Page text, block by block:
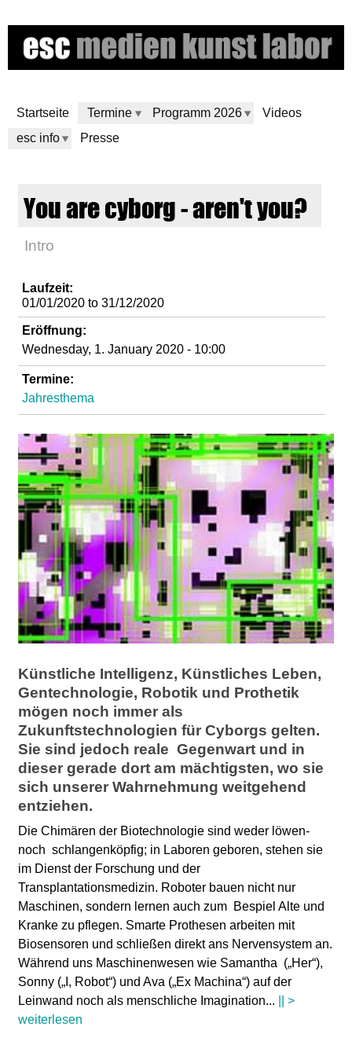
to
main
Startseite
Termine Programm 2026
Videos
esc info
Presse
m
d
e
n
k
u
n
s
a
b
o
You are cyborg - aren't you?
Intro
Laufzeit:
01/01/2020to 31/12/2020
Eröffnung:
Wednesday, 1. January 2020 - 10:00
Termine:
Jahresthema
Künstliche Intelligenz, Künstliches Leben,
Gentechnologie, Robotik und Prothetik
mögen noch immer als
Zukunftstechnologien für Cyborgs gelten.
Sie sind jedoch reale Gegenwart und in
dieser gerade dort am mächtigsten, wo sie
sich unserer Wahrnehmung weitgehend
entziehen.
Die Chimären der Biotechnologie sind weder löwen-
noch schlangenköpfig; in Laboren geboren, stehen sie
im Dienst der Forschung und der
Transplantationsmedizin. Roboter bauen nicht nur
Maschinen, sondern lernen auch zum Bespiel Alte und
Kranke zu pflegen. Smarte Prothesen arbeiten mit
Biosensoren und schließen direkt ans Nervensystem an.
Während uns Maschinenwesen wie Samantha („Her“),
Sonny („I, Robot“) und Ava („Ex Machina“) auf der
Leinwand noch als menschliche Imagination...
|| >
weiterlesen